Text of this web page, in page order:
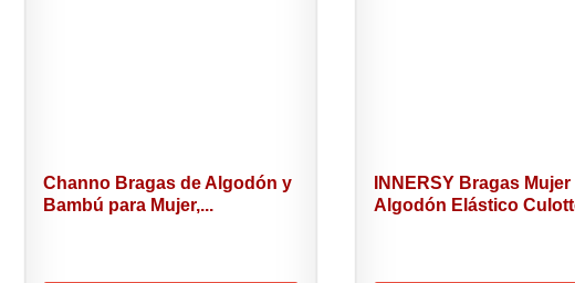
Channo Bragas de Algodón y
Bambú para Mujer,...
INNERSY Bragas Mujer
Algodón Elástico